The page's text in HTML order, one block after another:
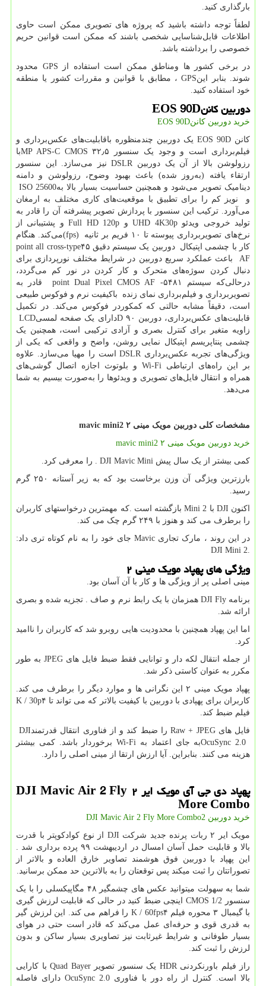
بارگذاری کنید.
لطفاً توجه داشته باشید که پروژه های تصویری ممکن است حاوی
اطلاعات قابل‌شناسایی شخصی باشند که ممکن است قوانین حریم
خصوصی را برداشته باشد.
در برخی کشور ها ومناطق ممکن است استفاده از
GPS محدود
شوند. بنابر اینGPS ، مطابق با قوانین و مقررات کشور یا منطقه
خود استفاده کنید.
دوربین کاننEOS 90D
خرید دوربین کاننEOS 90D
کانن EOS 90D یک دوربین چندمنظوره باقابلیت‌های عکس‌برداری و
فیلم‌برداری است و وجود یک سنسور ۳۲٫۵
MP APS-C CMOSبا
رزولوشن بالا از آن یک دوربین DSLR نیز می‌سازد. این سنسور
ارتقاء یافته (به‌روز شده) باعث بهبود وضوح، رزولوشن و دامنه
دینامیک تصویر می‌شود و همچنین حساسیت بسیار بالا بهISO 25600
و نویز کم را برای تطبیق با موقعیت‌های کاری مختلف به ارمغان
می‌آورد. ترکیب این سنسور با پردازش تصویر پیشرفته آن را قادر به
تولید خروجی ویدئو UHD 4K30p و Full HD 120p و پشتیبانی از
نرخ‌های تصویربرداری پیوسته تا ۱۰ فریم بر ثانیه
(fps)می‌کند. هنگام
کار با چشمی اپتیکال دوربین یک سیستم دقیق ۴۵
point all cross-type
AF باعث عملکرد سریع دوربین در شرایط مختلف نورپردازی برای
دنبال کردن سوژه‌های متحرک و کار کردن در نور کم می‌گردد،
درحالی‌که سیستم ۵۴۸۱
-
point Dual Pixel CMOS AF قادر به
تصویربرداری و فیلم‌برداری نمای زنده باکیفیت نرم و فوکوس طبیعی
است، دقیقاً مشابه حالتی که کمکوردر فوکوس می‌کند. در تکمیل
قابلیت‌های عکس‌برداری، دوربین ۹۰
Dدارای یک صفحه لمسیLCD
زاویه متغیر برای کنترل بصری و آزادی ترکیبی است، همچنین یک
چشمی پنتاپریسم اپتیکال نمایی روشن، واضح و واقعی که یکی از
ویژگی‌های تجربه عکس‌برداری DSLR است را مهیا می‌سازد. علاوه
بر این راه‌های ارتباطی Wi-Fi و بلوتوث اجازه اتصال گوشی‌های
همراه و انتقال فایل‌های تصویری و ویدئوها را به‌صورت بیسیم به شما
می‌دهد.
مشخصات کلی دوربین مویک مینی ۲ mavic mini2
خرید دوربین مویک مینی ۲
mavic mini2
کمی بیشتر از یک سال پیش . DJI Mavic Mini را معرفی کرد.
بارزترین ویژگی آن وزن برخاست بود که به زیر آستانه ۲۵۰ گرم
رسید.
اکنون DJI با Mini 2 بازگشته است .که مهمترین درخواستهای کاربران
را برطرف می کند و هنوز با ۲۴۹ گرم چک می کند.
در این روند ، مارک تجاری Mavic جای خود را به نام کوتاه تری داد :
DJI Mini 2.
ویژگی های پهپاد مویک مینی۲
مینی اصلی پر از ویژگی ها و کار با آن آسان بود.
برنامه DJI Flyهمزمان با یک رابط نرم و صاف . تجزیه شده و بصری
ارائه شد.
اما این پهپاد همچنین با محدودیت هایی روبرو شد که کاربران را ناامید
کرد.
از جمله انتقال لکه دار و توانایی فقط ضبط فایل های JPEG به طور
مکرر به عنوان کاستی ذکر شد.
پهپاد مویک مینی ۲ این نگرانی ها و موارد دیگر را برطرف می کند.
کاربران برای پهپادی با دوربین با کیفیت بالاتر که می تواند تا ۴
K / 30p
فیلم ضبط کند.
فایل های Raw + JPEG را ضبط کند و از فناوری انتقال قدرتمند DJI
OcuSync 2.0به جای اعتماد به Wi-Fi برخوردار باشد. کمی بیشتر
هزینه می کنند. بنابراین. آیا ارزش ارتقا از مینی اصلی را دارد.
پهپاد دی جی آی مویک ایر ۲ DJI Mavic Air 2 Fly
More Combo
خرید دوربین 2
DJI Mavic Air 2 Fly More Combo
مویک ایر ۲ ربات پرنده جدید شرکت
DJI از نوع کوادکوپتر با قدرت
بالا و قابلیت حمل آسان امسال در اردیبهشت ۹۹ پرده برداری شد .
این پهپاد با دوربین فوق هوشمند تصاویر خارق العاده و بالاتر از
تصوراتتان را ثبت میکند پس توقعتان را به بالاترین حد ممکن برسانید.
شما به سهولت میتوانید عکس های چشمگیر ۴۸ مگاپیکسلی را با یک
سنسور CMOS 1/2 اینچی ضبط کنید در حالی که قابلیت لرزش گیری
با گیمبال ۳ محوره فیلم ۴
K / 60fps را فراهم می کند. ‌این لرزش گیر
به قدری قوی و حرفه‌ای عمل می‌کند که قادر است حتی در هوای
بسیار طوفانی و شرایط غیرثابت نیز تصاویری بسیار ساکن و بدون
لرزش را ثبت کند.
راز فیلم باورنکردنی HDR یک سنسور تصویرQuad Bayer با کارایی
بالا است. کنترل از راه دور با فناوری OcuSync 2.0 دارای فاصله